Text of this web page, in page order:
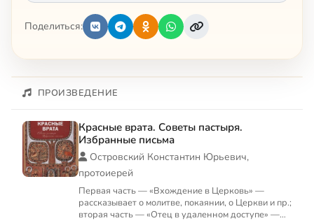
Поделиться:
ПРОИЗВЕДЕНИЕ
Красные врата. Советы пастыря.
Избранные письма
Островский Константин Юрьевич,
протоиерей
Первая часть — «Вхождение в Церковь» —
рассказывает о молитве, покаянии, о Церкви и пр.;
вторая часть — «Отец в удаленном доступе» —